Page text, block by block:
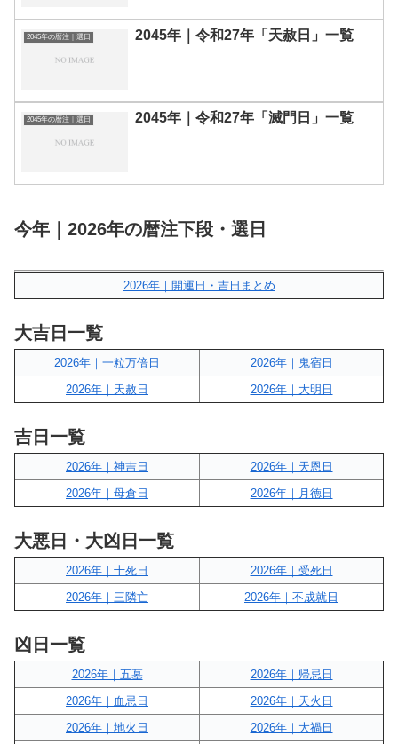
2045年の暦注｜選日 2045年｜令和27年「天赦日」一覧
2045年の暦注｜選日 2045年｜令和27年「滅門日」一覧
今年｜2026年の暦注下段・選日
2026年｜開運日・吉日まとめ
大吉日一覧
2026年｜一粒万倍日
2026年｜鬼宿日
2026年｜天赦日
2026年｜大明日
吉日一覧
2026年｜神吉日
2026年｜天恩日
2026年｜母倉日
2026年｜月徳日
大悪日・大凶日一覧
2026年｜十死日
2026年｜受死日
2026年｜三隣亡
2026年｜不成就日
凶日一覧
2026年｜五墓
2026年｜帰忌日
2026年｜血忌日
2026年｜天火日
2026年｜地火日
2026年｜大禍日